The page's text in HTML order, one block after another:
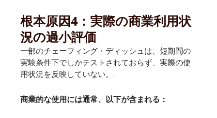
根本原因4：実際の商業利用状
況の過小評価
一部のチェーフィング・ディッシュは、短期間の
実験条件下でしかテストされておらず、実際の使
用状況を反映していない。.
商業的な使用には通常、以下が含まれる：